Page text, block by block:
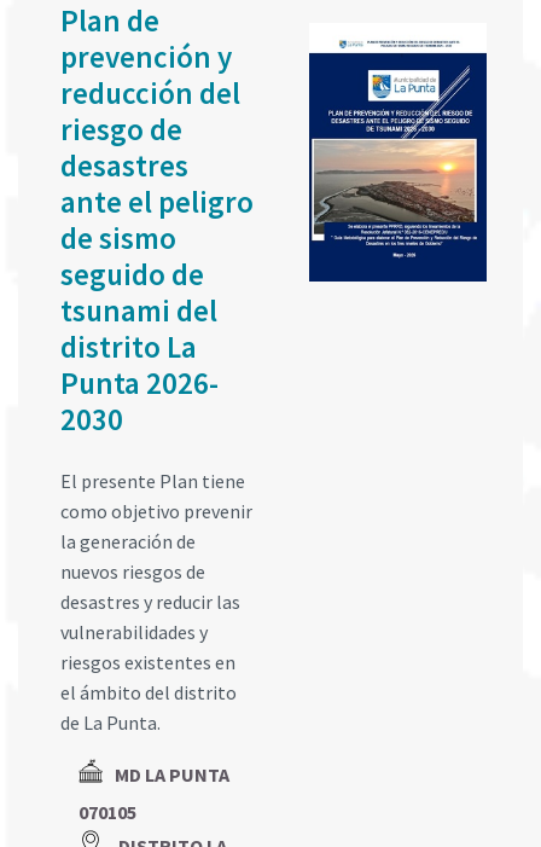
Plan de
prevención y
reducción del
riesgo de
desastres
ante el peligro
de sismo
seguido de
tsunami del
distrito La
Punta 2026-
2030
El presente Plan tiene
como objetivo prevenir
la generación de
nuevos riesgos de
desastres y reducir las
vulnerabilidades y
riesgos existentes en
el ámbito del distrito
de La Punta.
MD LA PUNTA
070105